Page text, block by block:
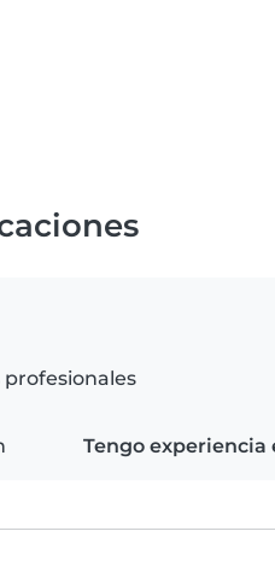
Tengo experiencia